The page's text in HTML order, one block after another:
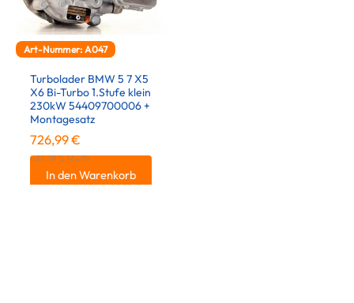
Art-Nummer: A047
Turbolader BMW 5 7 X5
X6 Bi-Turbo 1.Stufe klein
230kW 54409700006 +
Montagesatz
726,99€
inkl. 19 % MwSt.
In den Warenkorb